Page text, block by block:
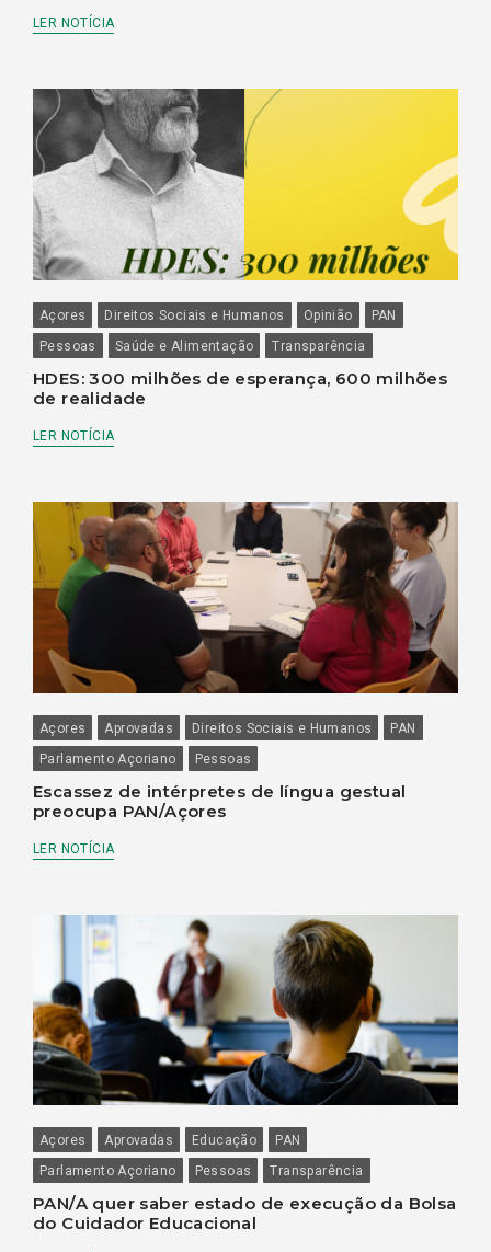
LER NOTÍCIA
Açores Direitos Sociais e Humanos Opinião
PAN
Pessoas
Saúde e Alimentação Transparência
HDES: 300 milhões de esperança, 600 milhões
de realidade
LER NOTÍCIA
Açores Aprovadas Direitos Sociais e Humanos
PAN
Parlamento Açoriano
Pessoas
Escassez de intérpretes de língua gestual
preocupa PAN/Açores
LER NOTÍCIA
Açores Aprovadas Educação
PAN
Parlamento Açoriano
Pessoas Transparência
PAN/A quer saber estado de execução da Bolsa
do Cuidador Educacional